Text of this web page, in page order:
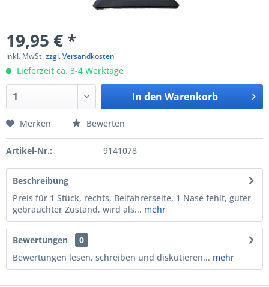
19,95 € *
inkl. MwSt.zzgl. Versandkosten
Lieferzeit ca. 3-4 Werktage
In den Warenkorb
Merken Bewerten
Artikel-Nr.: 9141078
Beschreibung
Preis für 1 Stück, rechts, Beifahrerseite, 1 Nase fehlt, guter
gebrauchter Zustand, wird als... mehr
Bewertungen
0
Bewertungen lesen, schreiben und diskutieren... mehr